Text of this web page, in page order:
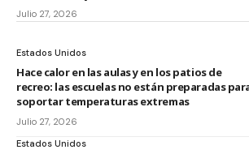
Julio 27, 2026
Estados Unidos
Hace calor en las aulas y en los patios de
recreo: las escuelas no están preparadas
soportar temperaturas extremas
Julio 27, 2026
Estados Unidos